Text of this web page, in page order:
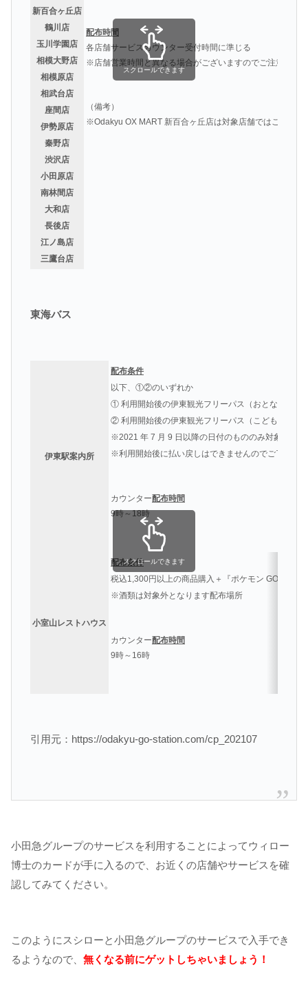
新百合ヶ丘店
鶴川店
玉川学園店
相模大野店
相模原店
相武台店
座間店
伊勢原店
秦野店
渋沢店
小田原店
南林間店
大和店
長後店
江ノ島店
三鷹台店
配布時間
各店舗サービスカウンター受付時間に準じる
※店舗営業時間と異なる場合がございますのでご注意くだ
（備考）
※Odakyu OX MART 新百合ヶ丘店は対象店舗ではございま
スクロールできます
東海バス
伊東駅案内所
配布条件
以下、①②のいずれか
① 利用開始後の伊東観光フリーパス（おとな）の提
② 利用開始後の伊東観光フリーパス（こども×２枚
※2021 年 7 月 9 日以降の日付のもののみ対象とさ
※利用開始後に払い戻しはできませんのでご了承く
カウンター配布時間
9時～18時
小室山レストハウス
配布条件
税込1,300円以上の商品購入＋『ポケモン GO』の提
※酒類は対象外となります配布場所
カウンター配布時間
9時～16時
スクロールできます
引用元：https://odakyu-go-station.com/cp_202107
小田急グループのサービスを利用することによってウィロー
博士のカードが手に入るので、お近くの店舗やサービスを確
認してみてください。
このようにスシローと小田急グループのサービスで入手でき
るようなので、 無くなる前にゲットしちゃいましょう！